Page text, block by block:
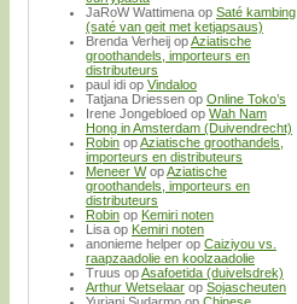
JaRoW Wattimena op Saté kambing
(saté van geit met ketjapsaus)
Brenda Verheij opAziatische
groothandels, importeurs en
distributeurs
paul idi op Vindaloo
Tatjana Driessen op Online Toko’s
Irene Jongebloed op Wah Nam
Hong in Amsterdam (Duivendrecht)
Robin opAziatische groothandels,
importeurs en distributeurs
Meneer WopAziatische
groothandels, importeurs en
distributeurs
Robin op Kemiri noten
Lisa op Kemiri noten
anonieme helper op Caiziyou vs.
raapzaadolie en koolzaadolie
Truus opAsafoetida (duivelsdrek)
Arthur Wetselaar op Sojascheuten